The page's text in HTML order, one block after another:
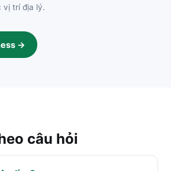
vị trí địa lý.
→
câu hỏi